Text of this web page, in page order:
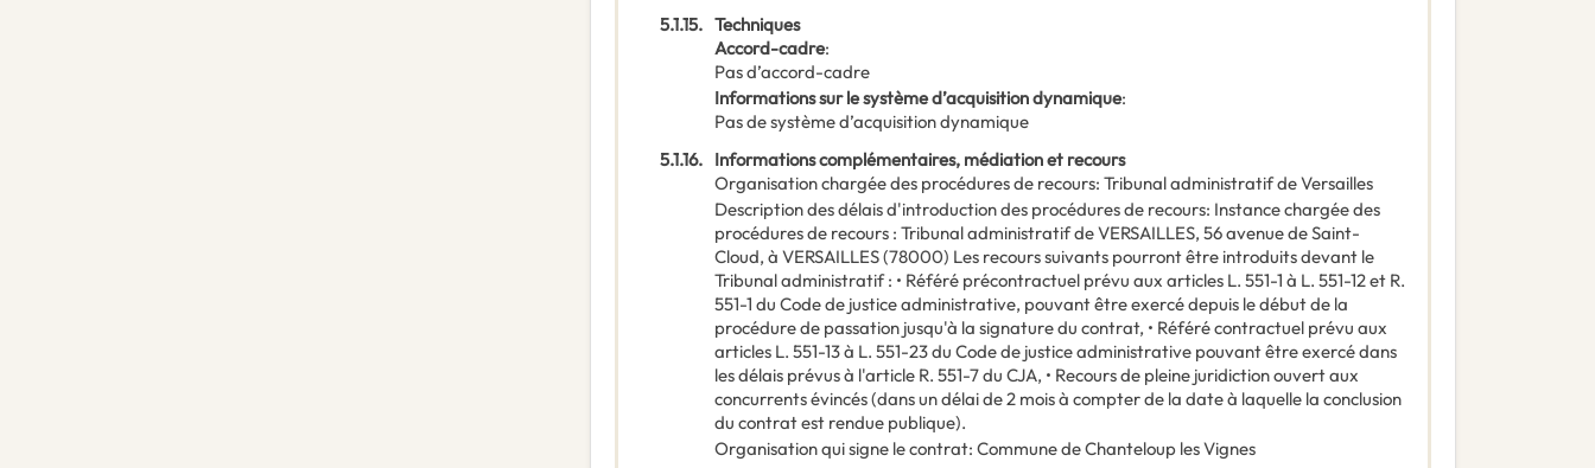
5.1.15. Techniques
Accord-cadre:
Pas d’accord-cadre
Informations sur le système d’acquisition dynamique:
Pas de système d’acquisition dynamique
5.1.16. Informations complémentaires, médiation et recours
Organisation chargée des procédures de recours: Tribunal administratif de Versailles
Description des délais d'introduction des procédures de recours: Instance chargée des
procédures de recours : Tribunal administratif de VERSAILLES, 56 avenue de Saint-
Cloud, à VERSAILLES (78000) Les recours suivants pourront être introduits devant le
Tribunal administratif : • Référé précontractuel prévu aux articles L. 551-1 à L. 551-12 et R.
551-1 du Code de justice administrative, pouvant être exercé depuis le début de la
procédure de passation jusqu'à la signature du contrat, • Référé contractuel prévu aux
articles L. 551-13 à L. 551-23 du Code de justice administrative pouvant être exercé dans
les délais prévus à l'article R. 551-7 du CJA, • Recours de pleine juridiction ouvert aux
concurrents évincés (dans un délai de 2 mois à compter de la date à laquelle la conclusion
du contrat est rendue publique).
Organisation qui signe le contrat: Commune de Chanteloup les Vignes